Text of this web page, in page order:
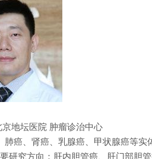
京地坛医院 肿瘤诊治中心
肺癌、肾癌、乳腺癌、甲状腺癌等实
研究方向：肝内胆管癌、肝门部胆管